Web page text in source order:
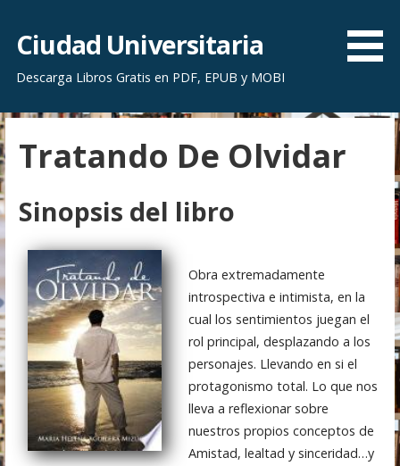
r
a
l
c
o
n
e
n
i
d
o
Ciudad Universitaria
Descarga Libros Gratis en PDF, EPUB y MOBI
Tratando De Olvidar
Sinopsis del libro
Obra extremadamente
introspectiva e intimista, en la
cual los sentimientos juegan el
rol principal, desplazando a los
personajes. Llevando en si el
protagonismo total. Lo que nos
lleva a reflexionar sobre
nuestros propios conceptos de
Amistad, lealtad y sinceridad…y